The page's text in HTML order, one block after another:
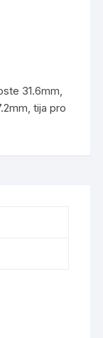
31.6mm,
,tija pro